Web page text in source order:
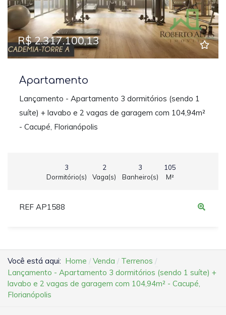
R$ 2.317.100,13
Apartamento
Lançamento - Apartamento 3 dormitórios (sendo 1
suíte) + lavabo e 2 vagas de garagem com 104,94m²
- Cacupé, Florianópolis
3
Dormitório(s)
2
Vaga(s)
3
Banheiro(s)
105
M²
REF AP1588
Você está aqui: Home Venda
Terrenos
Lançamento - Apartamento 3 dormitórios (sendo 1 suíte) +
lavabo e 2 vagas de garagem com 104,94m² - Cacupé,
Florianópolis